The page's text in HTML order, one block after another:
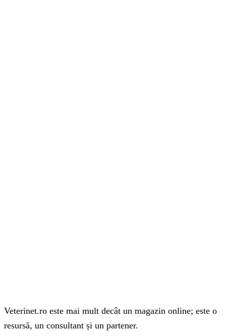
Veterinet.ro este mai mult decât un magazin online; este o
resursă, un consultant și un partener.